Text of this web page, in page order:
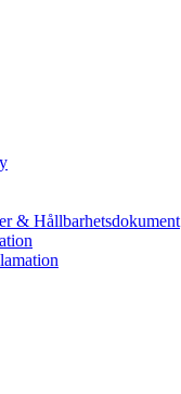
& Hållbarhetsdokument